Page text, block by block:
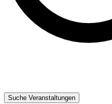
Suche Veranstaltungen